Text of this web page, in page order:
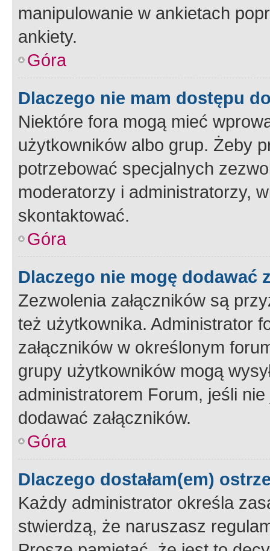
manipulowanie w ankietach
ankiety.
Góra
Dlaczego nie mam dostępu
Niektóre fora mogą mieć
użytkowników albo grup. Żeby
potrzebować specjalnych
moderatorzy i administratorzy,
skontaktować.
Góra
Dlaczego nie mogę dodawać
Zezwolenia załączników są
też użytkownika. Administrator
załączników w określonym
grupy użytkowników mogą
administratorem Forum, jeśli
dodawać załączników.
Góra
Dlaczego dostałam(em)
Każdy administrator określa
stwierdzą, że naruszasz